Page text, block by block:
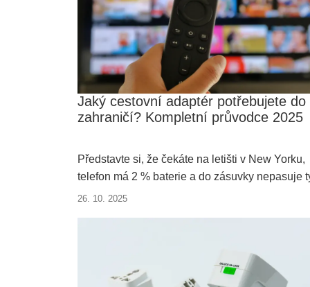
je teď v kurzu.
Jaký cestovní adaptér potřebujete do
zahraničí? Kompletní průvodce 2025
Představte si, že čekáte na letišti v New Yorku,
telefon má 2 % baterie a do zásuvky nepasuje
vaší nabíječky. Jediné, co vás může zachránit, je
26. 10. 2025